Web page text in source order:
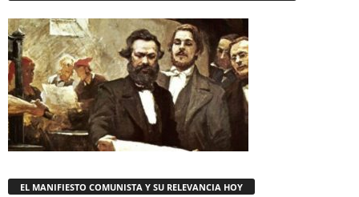
EL MANIFIESTO COMUNISTA Y SU RELEVANCIA HOY